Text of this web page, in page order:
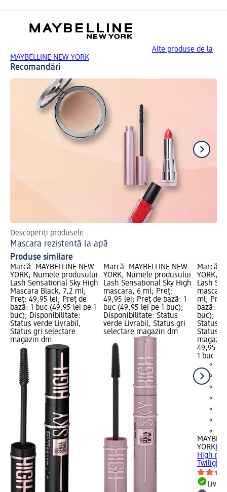
Alte produse de la
MAYBELLINE NEW YORK
Recomandări
Descoperiți produsele
Mascara rezistentă la apă
Produse similare
Marcă: MAYBELLINE NEW
YORK; Numele produsului:
Lash Sensational Sky High
Mascara Black, 7,2 ml;
Preț: 49,95 lei; Preț de
bază: 1 buc (49,95 lei pe 1
buc); Disponibilitate:
Status verde Livrabil,
Status gri selectare
magazin dm
Marcă: MAYBELLINE NEW
YORK; Numele produsului:
Lash Sensational Sky High
mascara, 6 ml; Preț:
49,95 lei; Preț de bază: 1
buc (49,95 lei pe 1 buc);
Disponibilitate: Status
verde Livrabil, Status gri
selectare magazin dm
Marcă:
YORK;
Lash
ml;
bază: 1
buc);
Status
Status
49,95 lei
1 buc
YORK
High